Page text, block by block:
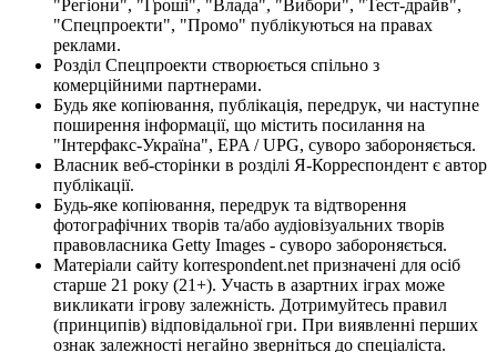
"Регіони", "Гроші", "Влада", "Вибори", "Тест-драйв",
"Спецпроекти", "Промо" публікуються на правах
реклами.
Розділ Спецпроекти створюється спільно з
комерційними партнерами.
Будь яке копіювання, публікація, передрук, чи наступне
поширення інформації, що містить посилання на
"Інтерфакс-Україна", EPA / UPG, суворо забороняється.
Власник веб-сторінки в розділі Я-Корреспондент є автор
публікації.
Будь-яке копіювання, передрук та відтворення
фотографічних творів та/або аудіовізуальних творів
правовласника Getty Images - суворо забороняється.
Матеріали сайту korrespondent.net призначені для осіб
старше 21 року (21+). Участь в азартних іграх може
викликати ігрову залежність. Дотримуйтесь правил
(принципів) відповідальної гри. При виявленні перших
ознак залежності негайно зверніться до спеціаліста.